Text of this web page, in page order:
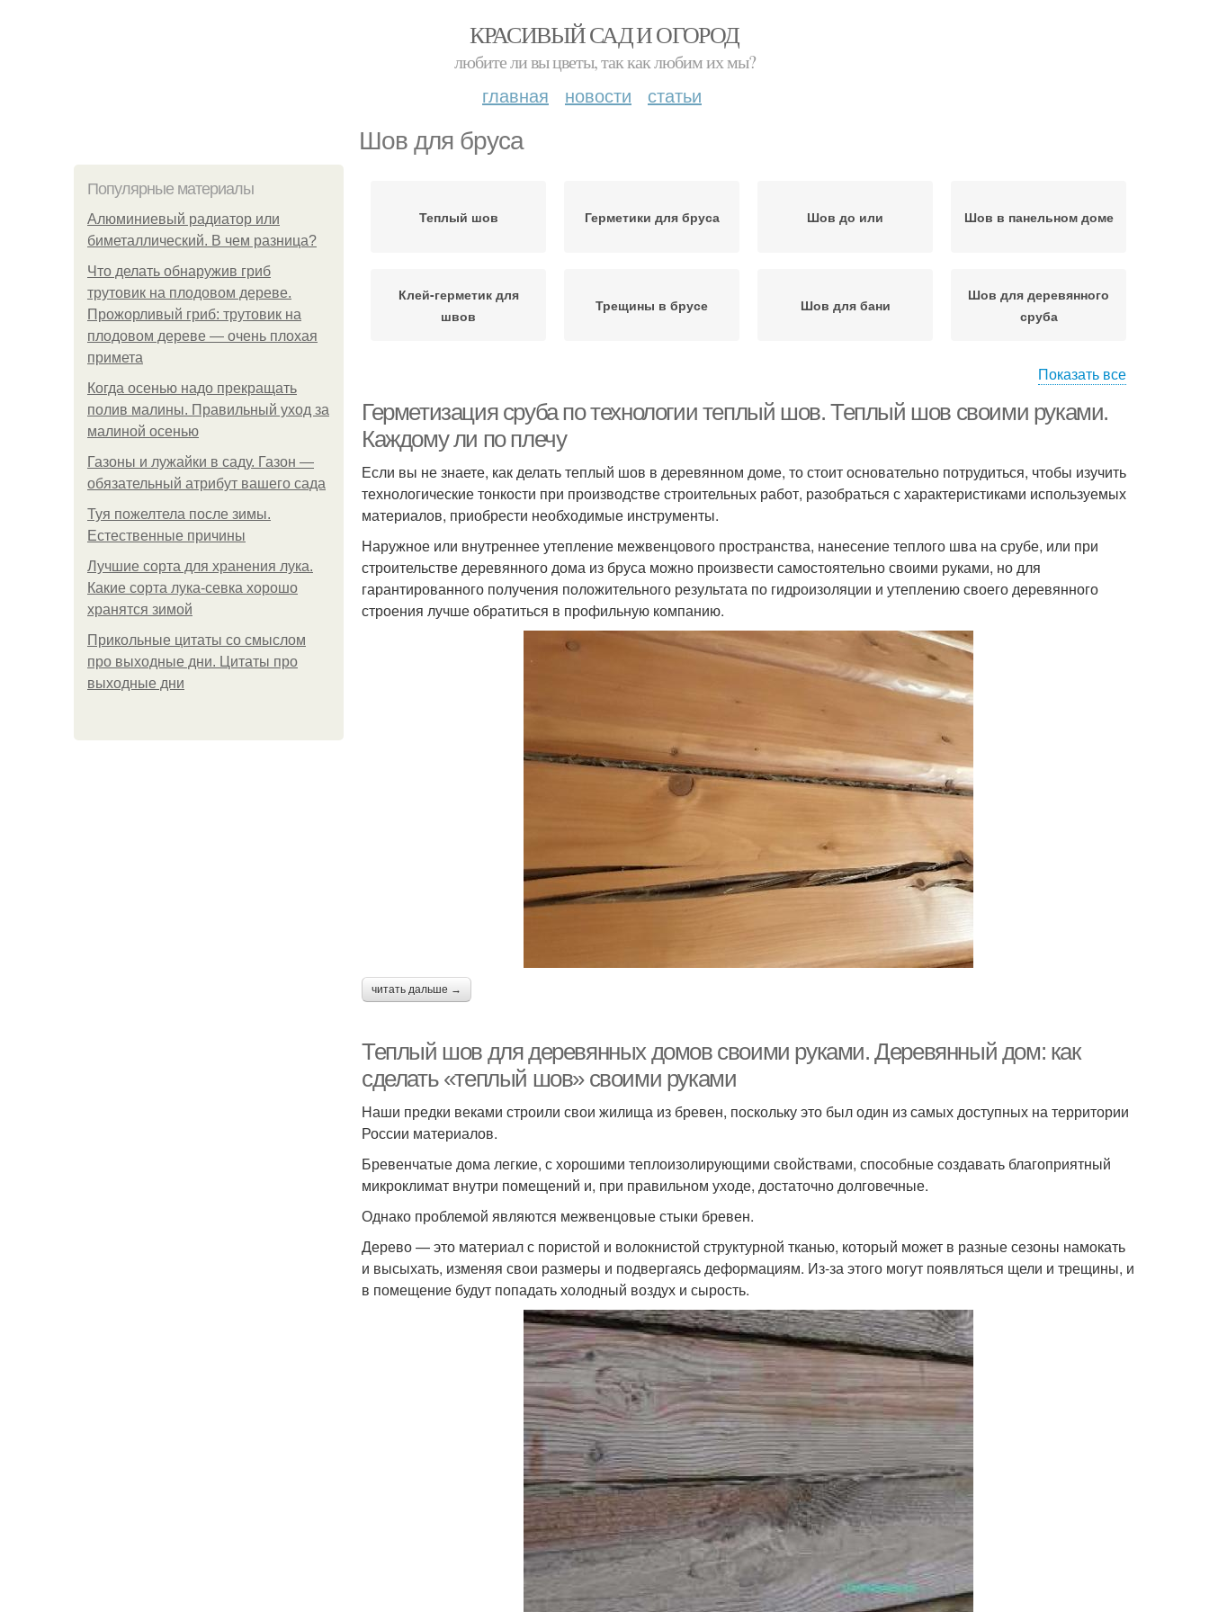
КРАСИВЫЙ САД И ОГОРОД
любите ли вы цветы, так как любим их мы?
главная новости статьи
Шов для бруса
Популярные материалы
Алюминиевый радиатор или
биметаллический. В чем разница?
Что делать обнаружив гриб
трутовик на плодовом дереве.
Прожорливый гриб: трутовик на
плодовом дереве — очень плохая
примета
Когда осенью надо прекращать
полив малины. Правильный уход за
малиной осенью
Газоны и лужайки в саду. Газон —
обязательный атрибут вашего сада
Туя пожелтела после зимы.
Естественные причины
Лучшие сорта для хранения лука.
Какие сорта лука-севка хорошо
хранятся зимой
Прикольные цитаты со смыслом
про выходные дни. Цитаты про
выходные дни
Теплый шов Герметики для бруса Шов до или Шов в панельном доме
Клей-герметик для
швов
Трещины в брусе Шов для бани
Шов для деревянного
сруба
доме
Герметик для
межвенцовых швов
Шнур для теплого шва
Показать все
Герметизация сруба по технологии теплый шов. Теплый шов своими руками.
Каждому ли по плечу
Если вы не знаете, как делать теплый шов в деревянном доме, то стоит основательно потрудиться, чтобы изучить
технологические тонкости при производстве строительных работ, разобраться с характеристиками используемых
материалов, приобрести необходимые инструменты.
Наружное или внутреннее утепление межвенцового пространства, нанесение теплого шва на срубе, или при
строительстве деревянного дома из бруса можно произвести самостоятельно своими руками, но для
гарантированного получения положительного результата по гидроизоляции и утеплению своего деревянного
строения лучше обратиться в профильную компанию.
читать дальше →
Теплый шов для деревянных домов своими руками. Деревянный дом: как
сделать «теплый шов» своими руками
Наши предки веками строили свои жилища из бревен, поскольку это был один из самых доступных на территории
России материалов.
Бревенчатые дома легкие, с хорошими теплоизолирующими свойствами, способные создавать благоприятный
микроклимат внутри помещений и, при правильном уходе, достаточно долговечные.
Однако проблемой являются межвенцовые стыки бревен.
Дерево — это материал с пористой и волокнистой структурной тканью, который может в разные сезоны намокать
и высыхать, изменяя свои размеры и подвергаясь деформациям. Из-за этого могут появляться щели и трещины, и
в помещение будут попадать холодный воздух и сырость.